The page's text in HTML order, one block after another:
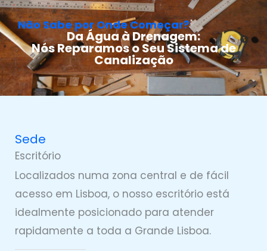
Não Sabe por Onde Começar?
Da Água à Drenagem:
Nós Reparamos o Seu Sistema de
Canalização
Sede
Escritório
Localizados numa zona central e de fácil
acesso em Lisboa, o nosso escritório está
idealmente posicionado para atender
rapidamente a toda a Grande Lisboa.